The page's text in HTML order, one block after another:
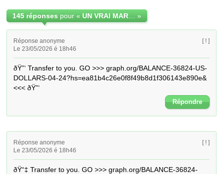
145 réponses pour « »
Réponse anonyme
Le 23/05/2026 é 18h46
[ ! ]
ðŸ”‘ Transfer to you. GO >>> graph.org/BALANCE-36824-US-
DOLLARS-04-24?hs=ea81b4c26e0f8f49b8d1f306143e890e&
<<< ðŸ”‘
Répondre
Réponse anonyme
Le 23/05/2026 é 18h46
[ ! ]
ðŸ“‡ Transfer to you. GO >>> graph.org/BALANCE-36824-